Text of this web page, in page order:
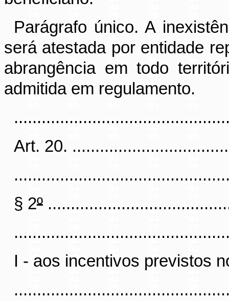
Parágrafo único. A
será atestada por entidade
abrangência em todo
admitida em regulamento.
Art. 20.
§ 2º
I - aos incentivos previstos